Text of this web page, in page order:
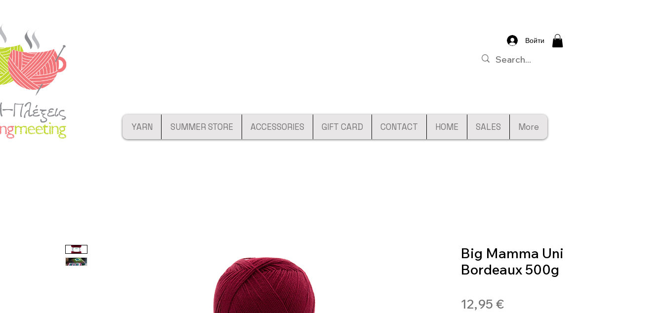
Войти
YARN SUMMER STORE ACCESSORIES GIFT CARD CONTACT HOME SALES More
Big Mamma Uni
Bordeaux 500g
12,95 €Цена